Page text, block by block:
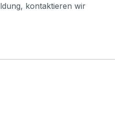
kontaktieren wir